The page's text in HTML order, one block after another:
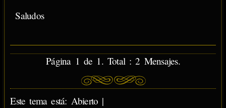
Saludos
Página 1 de 1. Total : 2 Mensajes.
Este tema está: Abierto |